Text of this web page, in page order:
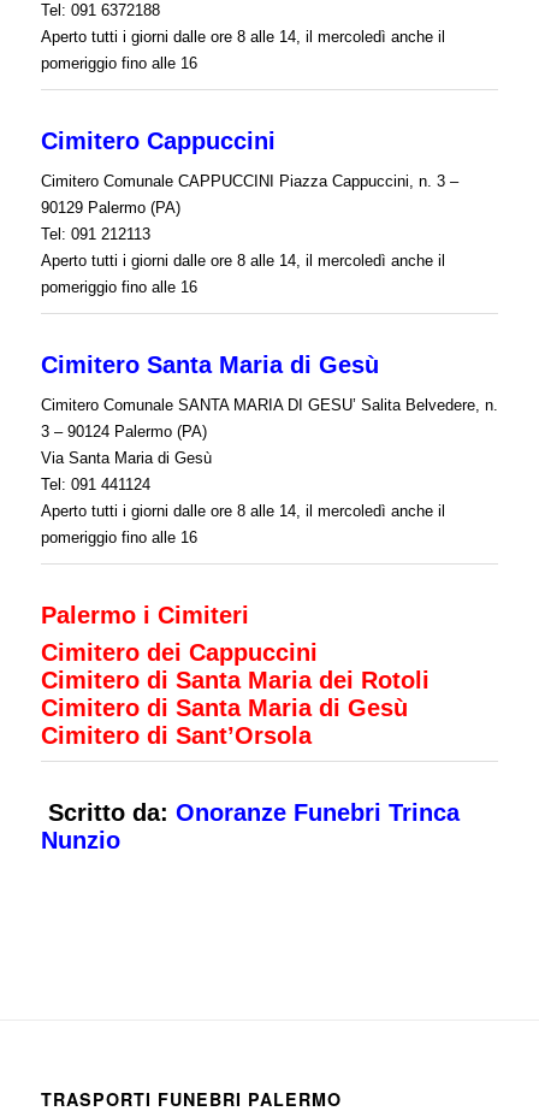
Tel: 091 6372188
Aperto tutti i giorni dalle ore 8 alle 14, il mercoledì anche il
pomeriggio fino alle 16
Cimitero Cappuccini
Cimitero Comunale CAPPUCCINI Piazza Cappuccini, n. 3 –
90129 Palermo (PA)
Tel: 091 212113
Aperto tutti i giorni dalle ore 8 alle 14, il mercoledì anche il
pomeriggio fino alle 16
Cimitero Santa Maria di Gesù
Cimitero Comunale SANTA MARIA DI GESU’ Salita Belvedere, n.
3 – 90124 Palermo (PA)
Via Santa Maria di Gesù
Tel: 091 441124
Aperto tutti i giorni dalle ore 8 alle 14, il mercoledì anche il
pomeriggio fino alle 16
Palermo i Cimiteri
Cimitero dei Cappuccini
Cimitero di Santa Maria dei Rotoli
Cimitero di Santa Maria di Gesù
Cimitero di Sant’Orsola
Scritto da: Onoranze Funebri Trinca
Nunzio
TRASPORTI FUNEBRI PALERMO